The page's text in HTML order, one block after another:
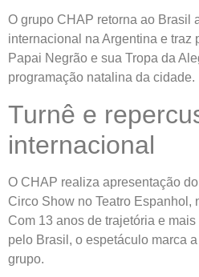
O grupo CHAP retorna ao Brasil
internacional na Argentina e traz
Papai Negrão e sua Tropa da
programação natalina da cidade.
Turnê e
internacional
O CHAP realiza apresentação
Circo Show no Teatro Espanhol,
Com 13 anos de trajetória e
pelo Brasil, o espetáculo marca
grupo.